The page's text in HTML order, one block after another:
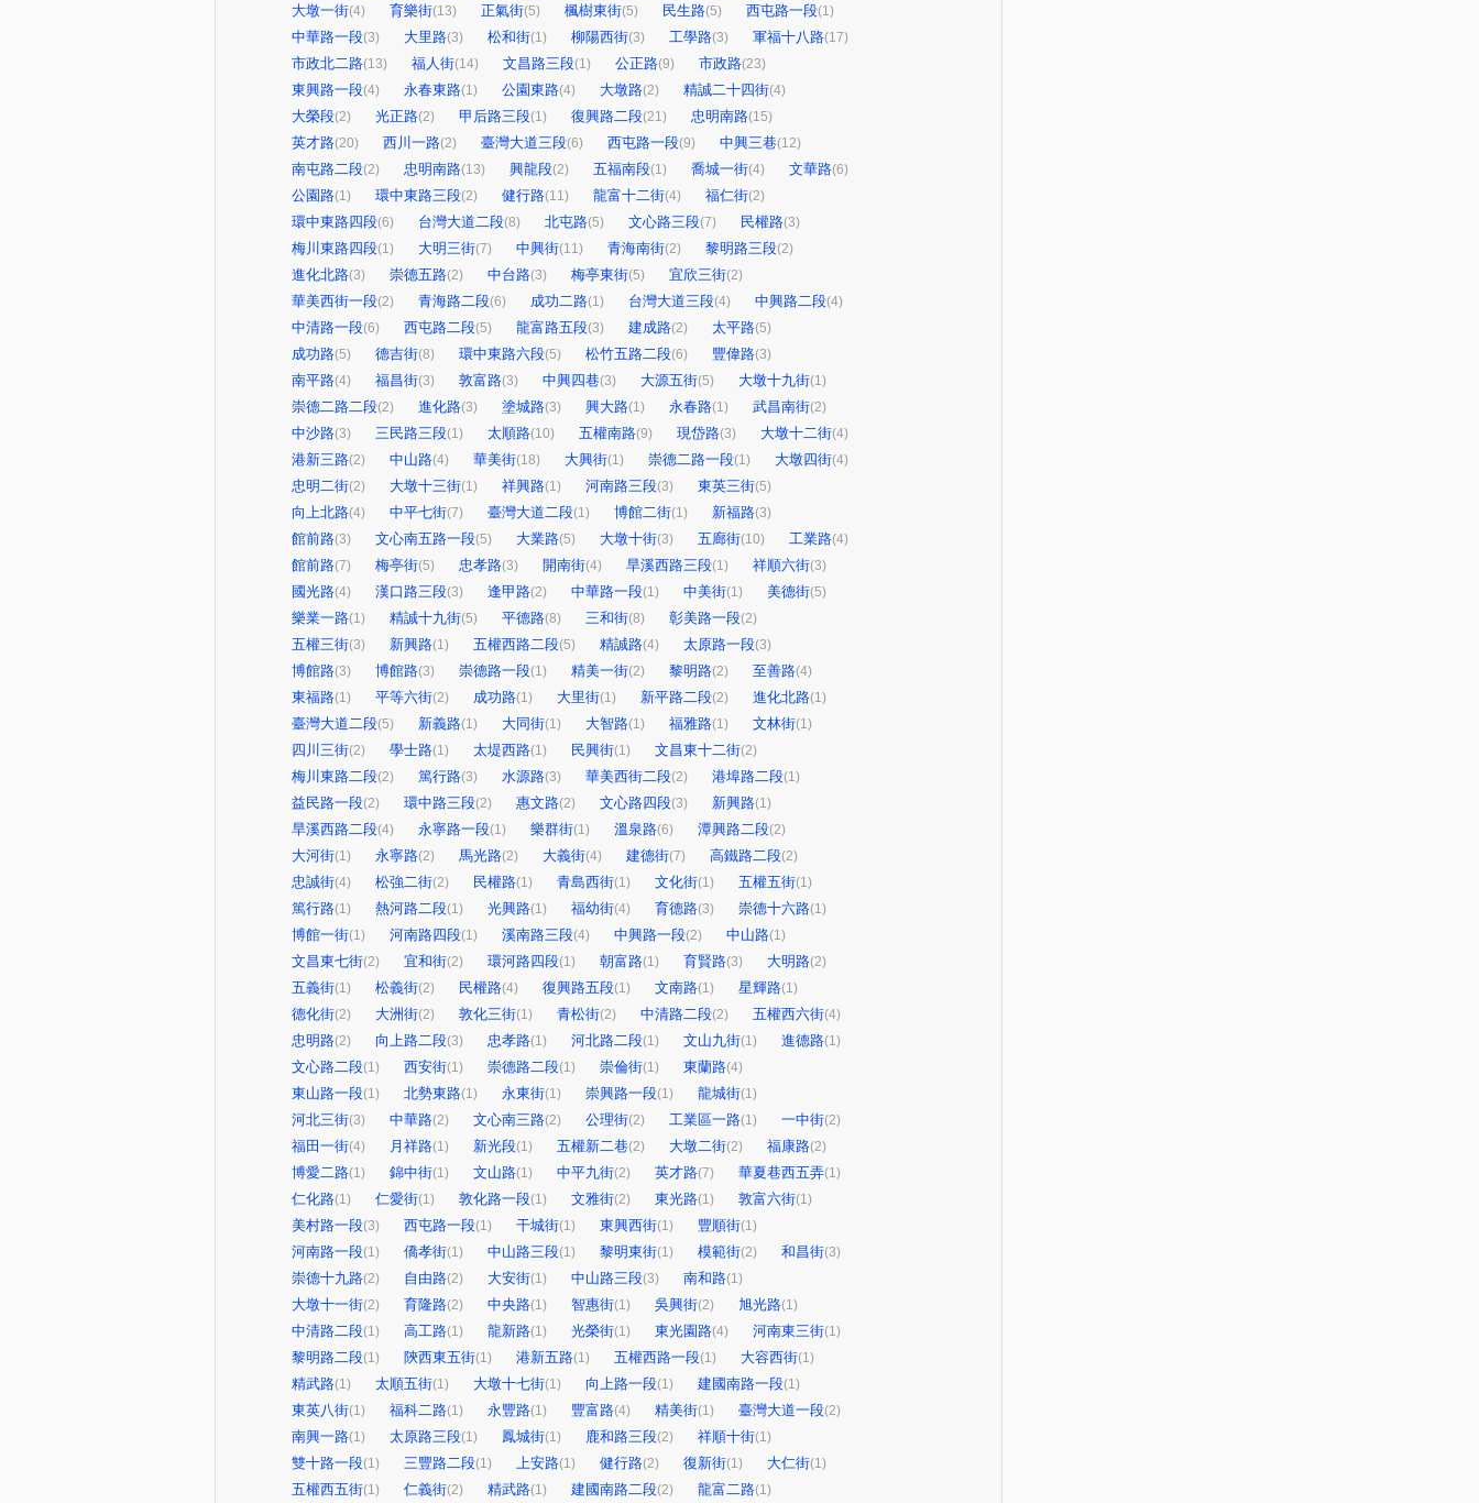
大墩一街(4) 育樂街(13) 正氣街(5) 楓樹東街(5) 民生路(5) 西屯路一段(1)
中華路一段(3) 大里路(3) 松和街(1) 柳陽西街(3) 工學路(3) 軍福十八路(17)
市政北二路(13) 福人街(14) 文昌路三段(1) 公正路(9) 市政路(23)
東興路一段(4) 永春東路(1) 公園東路(4) 大墩路(2) 精誠二十四街(4)
大榮段(2) 光正路(2) 甲后路三段(1) 復興路二段(21) 忠明南路(15)
英才路(20) 西川一路(2) 臺灣大道三段(6) 西屯路一段(9) 中興三巷(12)
南屯路二段(2) 忠明南路(13) 興龍段(2) 五福南段(1) 喬城一街(4) 文華路(6)
公園路(1) 環中東路三段(2) 健行路(11) 龍富十二街(4) 福仁街(2)
環中東路四段(6) 台灣大道二段(8) 北屯路(5) 文心路三段(7) 民權路(3)
梅川東路四段(1) 大明三街(7) 中興街(11) 青海南街(2) 黎明路三段(2)
進化北路(3) 崇德五路(2) 中台路(3) 梅亭東街(5) 宜欣三街(2)
華美西街一段(2) 青海路二段(6) 成功二路(1) 台灣大道三段(4) 中興路二段(4)
中清路一段(6) 西屯路二段(5) 龍富路五段(3) 建成路(2) 太平路(5)
成功路(5) 德吉街(8) 環中東路六段(5) 松竹五路二段(6) 豐偉路(3)
南平路(4) 福昌街(3) 敦富路(3) 中興四巷(3) 大源五街(5) 大墩十九街(1)
崇德二路二段(2) 進化路(3) 塗城路(3) 興大路(1) 永春路(1) 武昌南街(2)
中沙路(3) 三民路三段(1) 太順路(10) 五權南路(9) 現岱路(3) 大墩十二街(4)
港新三路(2) 中山路(4) 華美街(18) 大興街(1) 崇德二路一段(1) 大墩四街(4)
忠明二街(2) 大墩十三街(1) 祥興路(1) 河南路三段(3) 東英三街(5)
向上北路(4) 中平七街(7) 臺灣大道二段(1) 博館二街(1) 新福路(3)
館前路(3) 文心南五路一段(5) 大業路(5) 大墩十街(3) 五廊街(10) 工業路(4)
館前路(7) 梅亭街(5) 忠孝路(3) 開南街(4) 旱溪西路三段(1) 祥順六街(3)
國光路(4) 漢口路三段(3) 逢甲路(2) 中華路一段(1) 中美街(1) 美德街(5)
樂業一路(1) 精誠十九街(5) 平德路(8) 三和街(8) 彰美路一段(2)
五權三街(3) 新興路(1) 五權西路二段(5) 精誠路(4) 太原路一段(3)
博館路(3) 博館路(3) 崇德路一段(1) 精美一街(2) 黎明路(2) 至善路(4)
東福路(1) 平等六街(2) 成功路(1) 大里街(1) 新平路二段(2) 進化北路(1)
臺灣大道二段(5) 新義路(1) 大同街(1) 大智路(1) 福雅路(1) 文林街(1)
四川三街(2) 學士路(1) 太堤西路(1) 民興街(1) 文昌東十二街(2)
梅川東路二段(2) 篤行路(3) 水源路(3) 華美西街二段(2) 港埠路二段(1)
益民路一段(2) 環中路三段(2) 惠文路(2) 文心路四段(3) 新興路(1)
旱溪西路二段(4) 永寧路一段(1) 樂群街(1) 溫泉路(6) 潭興路二段(2)
大河街(1) 永寧路(2) 馬光路(2) 大義街(4) 建德街(7) 高鐵路二段(2)
忠誠街(4) 松強二街(2) 民權路(1) 青島西街(1) 文化街(1) 五權五街(1)
篤行路(1) 熱河路二段(1) 光興路(1) 福幼街(4) 育德路(3) 崇德十六路(1)
博館一街(1) 河南路四段(1) 溪南路三段(4) 中興路一段(2) 中山路(1)
文昌東七街(2) 宜和街(2) 環河路四段(1) 朝富路(1) 育賢路(3) 大明路(2)
五義街(1) 松義街(2) 民權路(4) 復興路五段(1) 文南路(1) 星輝路(1)
德化街(2) 大洲街(2) 敦化三街(1) 青松街(2) 中清路二段(2) 五權西六街(4)
忠明路(2) 向上路二段(3) 忠孝路(1) 河北路二段(1) 文山九街(1) 進德路(1)
文心路二段(1) 西安街(1) 崇德路二段(1) 崇倫街(1) 東蘭路(4)
東山路一段(1) 北勢東路(1) 永東街(1) 崇興路一段(1) 龍城街(1)
河北三街(3) 中華路(2) 文心南三路(2) 公理街(2) 工業區一路(1) 一中街(2)
福田一街(4) 月祥路(1) 新光段(1) 五權新二巷(2) 大墩二街(2) 福康路(2)
博愛二路(1) 錦中街(1) 文山路(1) 中平九街(2) 英才路(7) 華夏巷西五弄(1)
仁化路(1) 仁愛街(1) 敦化路一段(1) 文雅街(2) 東光路(1) 敦富六街(1)
美村路一段(3) 西屯路一段(1) 干城街(1) 東興西街(1) 豐順街(1)
河南路一段(1) 僑孝街(1) 中山路三段(1) 黎明東街(1) 模範街(2) 和昌街(3)
崇德十九路(2) 自由路(2) 大安街(1) 中山路三段(3) 南和路(1)
大墩十一街(2) 育隆路(2) 中央路(1) 智惠街(1) 吳興街(2) 旭光路(1)
中清路二段(1) 高工路(1) 龍新路(1) 光榮街(1) 東光園路(4) 河南東三街(1)
黎明路二段(1) 陝西東五街(1) 港新五路(1) 五權西路一段(1) 大容西街(1)
精武路(1) 太順五街(1) 大墩十七街(1) 向上路一段(1) 建國南路一段(1)
東英八街(1) 福科二路(1) 永豐路(1) 豐富路(4) 精美街(1) 臺灣大道一段(2)
南興一路(1) 太原路三段(1) 鳳城街(1) 鹿和路三段(2) 祥順十街(1)
雙十路一段(1) 三豐路二段(1) 上安路(1) 健行路(2) 復新街(1) 大仁街(1)
五權西五街(1) 仁義街(2) 精武路(1) 建國南路二段(2) 龍富二路(1)